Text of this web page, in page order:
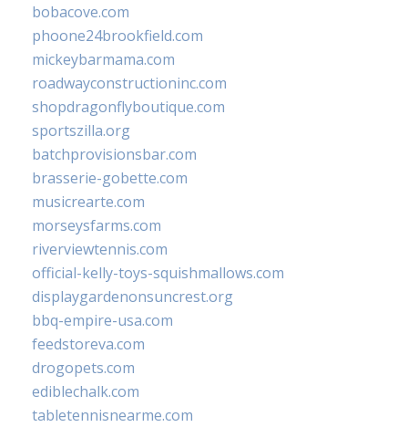
bobacove.com
phoone24brookfield.com
mickeybarmama.com
roadwayconstructioninc.com
shopdragonflyboutique.com
sportszilla.org
batchprovisionsbar.com
brasserie-gobette.com
musicrearte.com
morseysfarms.com
riverviewtennis.com
official-kelly-toys-squishmallows.com
displaygardenonsuncrest.org
bbq-empire-usa.com
feedstoreva.com
drogopets.com
ediblechalk.com
tabletennisnearme.com